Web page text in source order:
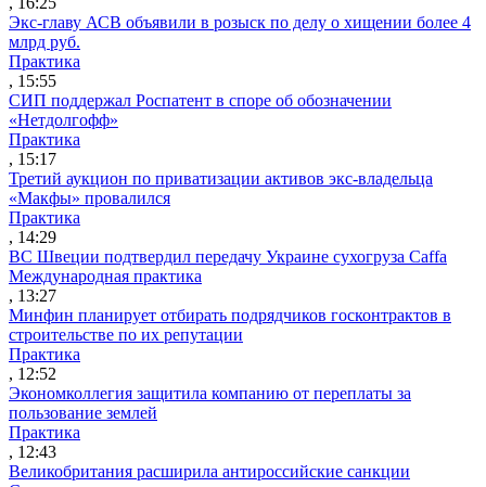
Экс-главу АСВ объявили в розыск по делу о хищении более 4
млрд руб.
Практика
, 15:55
СИП поддержал Роспатент в споре об обозначении
«Нетдолгофф»
Практика
, 15:17
Третий аукцион по приватизации активов экс-владельца
«Макфы» провалился
Практика
, 14:29
ВС Швеции подтвердил передачу Украине сухогруза Caffa
Международная практика
, 13:27
Минфин планирует отбирать подрядчиков госконтрактов в
строительстве по их репутации
Практика
, 12:52
Экономколлегия защитила компанию от переплаты за
пользование землей
Практика
, 12:43
Великобритания расширила антироссийские санкции